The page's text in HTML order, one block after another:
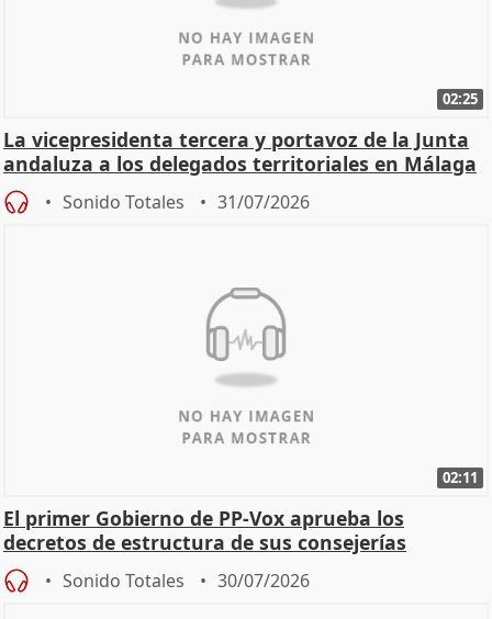
02:25
La vicepresidenta tercera y portavoz de la Junta
andaluza a los delegados territoriales en Málaga
Sonido Totales 31/07/2026
02:11
El primer Gobierno de PP-Vox aprueba los
decretos de estructura de sus consejerías
Sonido Totales 30/07/2026